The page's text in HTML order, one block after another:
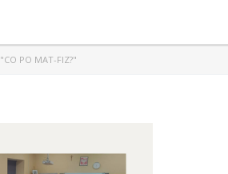
"CO PO MAT-FIZ?"